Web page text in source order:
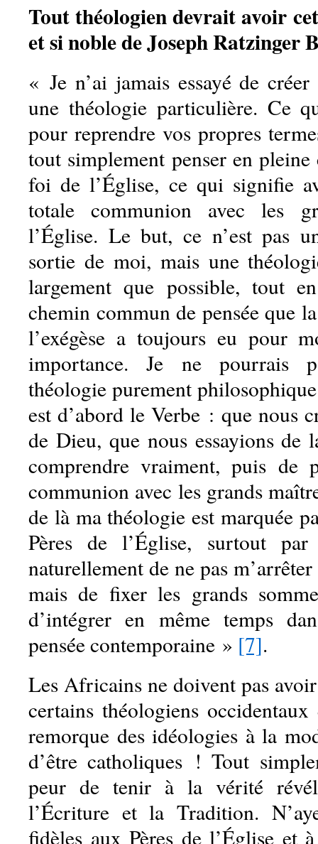
Tout théologien devrait avoir
et si noble de Joseph Ratzinger
« Je n’ai jamais essayé de
une théologie particulière. Ce
pour reprendre vos propres
tout simplement penser en
foi de l’Église, ce qui signifie
totale communion avec les
l’Église. Le but, ce n’est pas
sortie de moi, mais une
largement que possible, tout
chemin commun de pensée que
l’exégèse a toujours eu pour
importance. Je ne pourrais
théologie purement
est d’abord le Verbe : que nous
de Dieu, que nous essayions de
comprendre vraiment, puis de
communion avec les grands
de là ma théologie est marquée
Pères de l’Église, surtout par
naturellement de ne pas
mais de fixer les grands
d’intégrer en même temps
pensée contemporaine » [7].
Les Africains ne doivent pas
certains théologiens
remorque des idéologies à la
d’être catholiques ! Tout
peur de tenir à la vérité
l’Écriture et la Tradition.
fidèles aux Pères de l’Église et